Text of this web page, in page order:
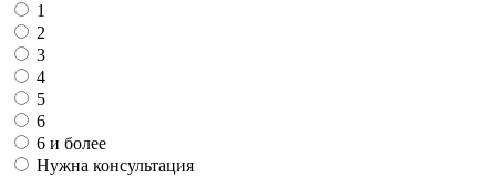
1
2
3
4
5
6
6 и более
Нужна консультация